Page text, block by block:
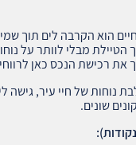
הוא הקרבה לים תוך
הטיילת מבלי לוותר על
את רכישת הנכס כאן
נוחות של חיי עיר,
שונים.
נקודות):